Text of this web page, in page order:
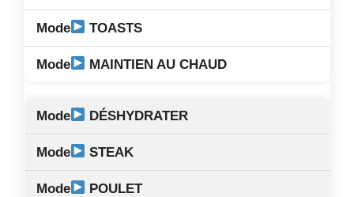
TOASTS
MAINTIEN AU CHAUD
DÉSHYDRATER
STEAK
POULET